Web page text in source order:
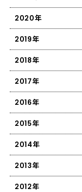
2020年
2019年
2018年
2017年
2016年
2015年
2014年
2013年
2012年